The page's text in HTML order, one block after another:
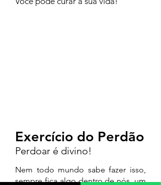
Exercício do Perdão
Perdoar é divino!
Nem todo mundo sabe fazer isso,
sempre fica algo dentro de nós, um